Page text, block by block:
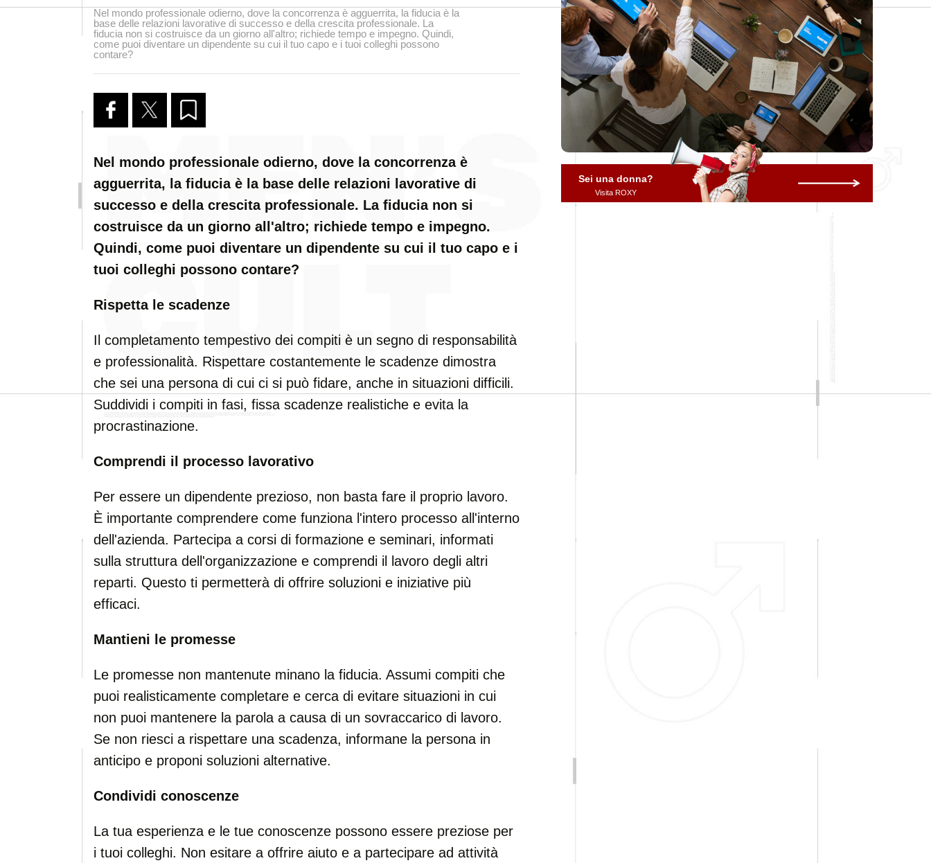
Nel mondo professionale odierno, dove la concorrenza è agguerrita, la fiducia è la
base delle relazioni lavorative di successo e della crescita professionale. La
fiducia non si costruisce da un giorno all'altro; richiede tempo e impegno. Quindi,
come puoi diventare un dipendente su cui il tuo capo e i tuoi colleghi possono
contare?
Nel mondo professionale odierno, dove la concorrenza è
agguerrita, la fiducia è la base delle relazioni lavorative di
successo e della crescita professionale. La fiducia non si
costruisce da un giorno all'altro; richiede tempo e impegno.
Quindi, come puoi diventare un dipendente su cui il tuo capo e i
tuoi colleghi possono contare?
Rispetta le scadenze
Il completamento tempestivo dei compiti è un segno di responsabilità
e professionalità. Rispettare costantemente le scadenze dimostra
che sei una persona di cui ci si può fidare, anche in situazioni difficili.
Suddividi i compiti in fasi, fissa scadenze realistiche e evita la
procrastinazione.
Comprendi il processo lavorativo
Per essere un dipendente prezioso, non basta fare il proprio lavoro.
È importante comprendere come funziona l'intero processo all'interno
dell'azienda. Partecipa a corsi di formazione e seminari, informati
sulla struttura dell'organizzazione e comprendi il lavoro degli altri
reparti. Questo ti permetterà di offrire soluzioni e iniziative più
efficaci.
Mantieni le promesse
Le promesse non mantenute minano la fiducia. Assumi compiti che
puoi realisticamente completare e cerca di evitare situazioni in cui
non puoi mantenere la parola a causa di un sovraccarico di lavoro.
Se non riesci a rispettare una scadenza, informane la persona in
anticipo e proponi soluzioni alternative.
Condividi conoscenze
La tua esperienza e le tue conoscenze possono essere preziose per
i tuoi colleghi. Non esitare a offrire aiuto e a partecipare ad attività
Sei una donna?
Visita ROXY